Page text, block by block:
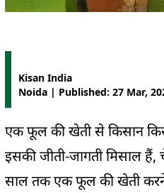
Kisan India
Noida | Published: 27 Mar,
एक फूल की खेती से किसान
इसकी जीती-जागती मिसाल
साल तक एक फूल की खेती